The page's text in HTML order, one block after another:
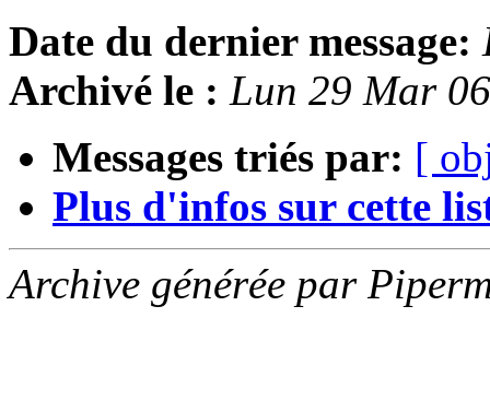
Date du dernier message:
Archivé le : Lun 29 Mar
Messages triés par: [
Plus d'infos sur cette
Archive générée par